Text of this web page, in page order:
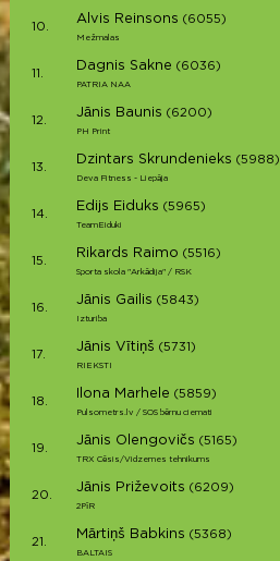
10.
Alvis Reinsons (6055)
Mežmalas
11.
Dagnis Sakne (6036)
PATRIA NAA
12.
Jānis Baunis (6200)
PH Print
13.
Dzintars Skrundenieks (5988)
Deva Fitness - Liepāja
14.
Edijs Eiduks (5965)
TeamEiduki
15.
Rikards Raimo (5516)
Sporta skola "Arkādija" / RSK
16.
Jānis Gailis (5843)
Izturiba
17.
Jānis Vītiņš (5731)
RIEKSTI
18.
Ilona Marhele (5859)
Pulsometrs.lv / SOS bērnu ciemati
19.
Jānis Olengovičs (5165)
TRX Cēsis/Vidzemes tehnikums
20.
Jānis Priževoits (6209)
2PīR
21.
Mārtiņš Babkins (5368)
BALTAIS